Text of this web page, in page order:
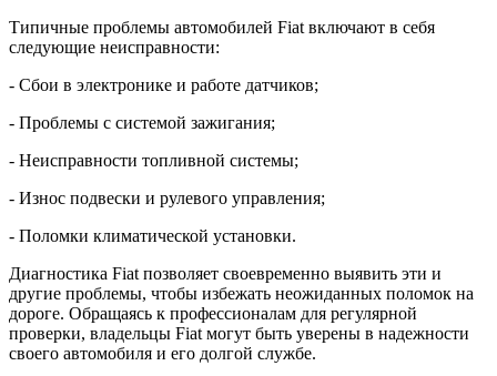
Типичные проблемы автомобилей Fiat включают в себя
следующие неисправности:
- Сбои в электронике и работе датчиков;
- Проблемы с системой зажигания;
- Неисправности топливной системы;
- Износ подвески и рулевого управления;
- Поломки климатической установки.
Диагностика Fiat позволяет своевременно выявить эти и
другие проблемы, чтобы избежать неожиданных поломок на
дороге. Обращаясь к профессионалам для регулярной
проверки, владельцы Fiat могут быть уверены в надежности
своего автомобиля и его долгой службе.